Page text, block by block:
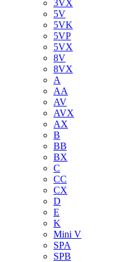
3VX
5V
5VK
5VP
5VX
8V
8VX
A
AA
AV
AVX
AX
B
BB
BX
C
CC
CX
D
E
K
Mini V
SPA
SPB